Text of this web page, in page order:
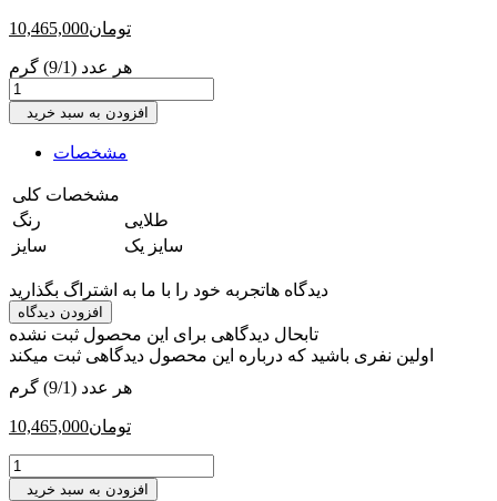
10,465,000تومان
هر عدد (9/1) گرم
افزودن به سبد خرید
مشخصات
مشخصات کلی
رنگ
‎طلایی
سایز
‎سایز یک
دیدگاه هاتجربه خود را با ما به اشتراگ بگذارید
افزودن دیدگاه
تابحال دیدگاهی برای این محصول ثبت نشده
اولین نفری باشید که درباره این محصول دیدگاهی ثبت میکند
هر عدد (9/1) گرم
10,465,000تومان
افزودن به سبد خرید